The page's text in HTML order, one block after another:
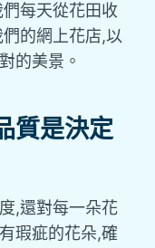
每天從花田收
的網上花店,以
的美景。
質是決定
,還對每一朵花
瑕疵的花朵,確